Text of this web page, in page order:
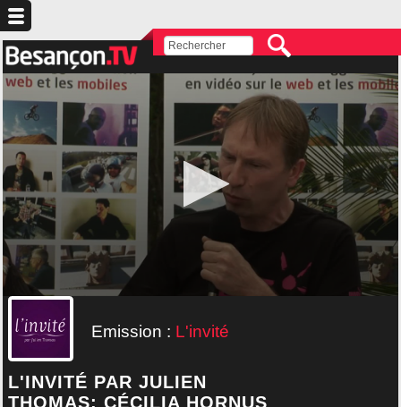
Emission : L'invité
L'INVITÉ PAR JULIEN
THOMAS: CÉCILIA HORNUS